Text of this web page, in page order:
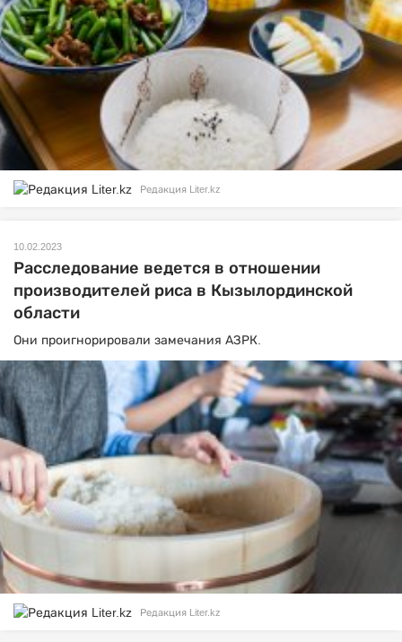
Редакция Liter.kz
10.02.2023
Расследование ведется в отношении
производителей риса в Кызылординской
области
Они проигнорировали замечания АЗРК.
Редакция Liter.kz